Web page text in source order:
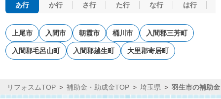
あ行 か行 さ行 た行 な行 は行
上尾市 入間市 朝霞市 桶川市 入間郡三芳町
入間郡毛呂山町 入間郡越生町 大里郡寄居町
リフォスムTOP 補助金・助成金TOP 埼玉県 羽生市の補助